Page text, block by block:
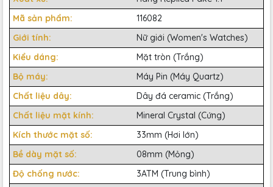
Mã sản phẩm:
116082
Giới tính:
Nữ giới (Women's Watches)
Kiểu dáng:
Mặt tròn (Trắng)
Bộ máy:
Máy Pin (Máy Quartz)
Chất liệu dây:
Dây đá ceramic (Trắng)
Chất liệu mặt kính:
Mineral Crystal (Cứng)
Kích thước mặt số:
33mm (Hơi lớn)
Bề dày mặt số:
08mm (Mỏng)
Độ chống nước:
3ATM (Trung bình)